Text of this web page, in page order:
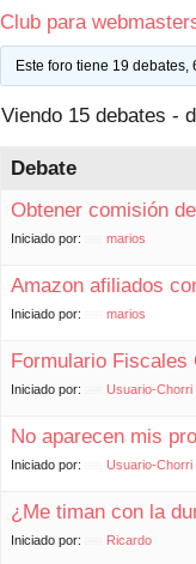
Club para
Este foro tiene 19
Viendo 15 debates -
Debate
Obtener comisión
Iniciado por: marios
Amazon afiliados
Iniciado por: marios
Formulario Fiscales
Iniciado por: Usuario-Chorri
No aparecen mis
Iniciado por: Usuario-Chorri
¿Me timan con la
Iniciado por: Ricardo